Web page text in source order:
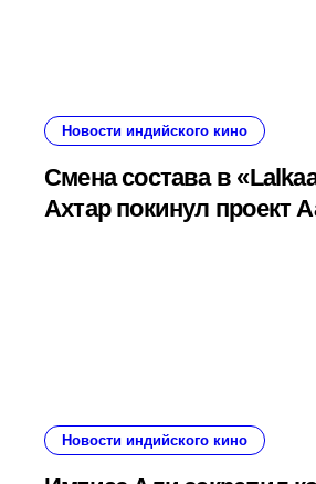
Новости индийского кино
Смена состава в
Ахтар покинул проект
Новости индийского кино